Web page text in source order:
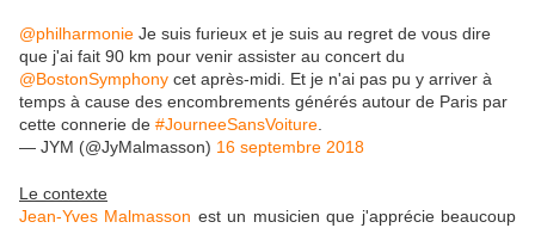
@philharmonie Je suis furieux et je suis au regret de vous dire
que j'ai fait 90 km pour venir assister au concert du
@BostonSymphony cet après-midi. Et je n'ai pas pu y arriver à
temps à cause des encombrements générés autour de Paris par
cette connerie de #JourneeSansVoiture
— JYM (@JyMalmasson) 16 septembre 2018
Le contexte
Jean-Yves Malmasson est un musicien que j'apprécie beaucoup